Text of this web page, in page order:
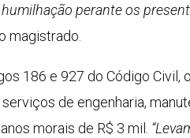
perante os
magistrado.
186 e 927 do Código
de engenharia,
morais de R$ 3 mil.